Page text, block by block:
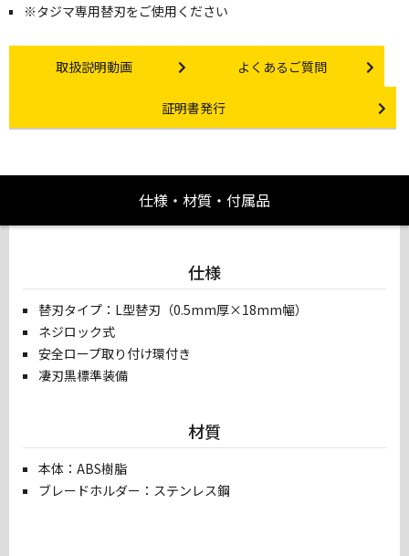
※タジマ専用替刃をご使用ください
Instruction video
取扱説明動画 Other link
よくあるご質問
Certificate Issuance
証明書発行
仕様・材質・付属品
仕様
替刃タイプ：L型替刃（0.5mm厚×18mm幅）
ネジロック式
安全ロープ取り付け環付き
凄刃黒標準装備
材質
本体：ABS樹脂
ブレードホルダー：ステンレス鋼